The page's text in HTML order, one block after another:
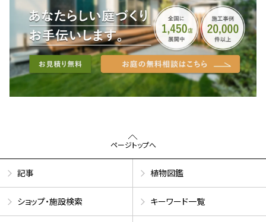
ページトップへ
記事 植物図鑑
ショップ・施設検索 キーワード一覧